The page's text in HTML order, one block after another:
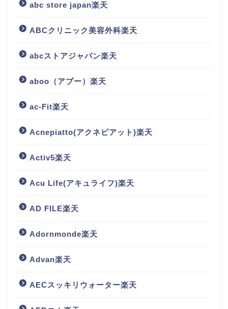
abc store japan楽天
ABCクリニック美容外科楽天
abcストアジャパン楽天
aboo（アブー）楽天
ac-Fit楽天
Acnepiatto(アクネピアット)楽天
Activ5楽天
Acu Life(アキュライフ)楽天
AD FILE楽天
Adornmonde楽天
Advan楽天
AECスッキリウォーター楽天